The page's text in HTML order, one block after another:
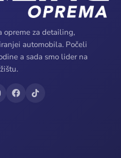
opreme za detailing,
automobila. Počeli
a sada smo lider na